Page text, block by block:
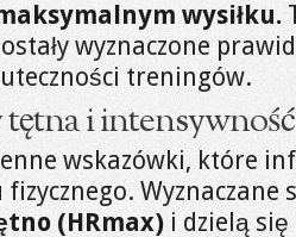
wysiłku.
wyznaczone
treningów.
tętna i
wskazówki, które
fizycznego.
(HRmax) i dzielą